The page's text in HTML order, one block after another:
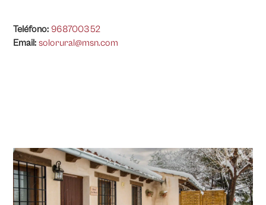
Teléfono: 968700352
Email: solorural@msn.com